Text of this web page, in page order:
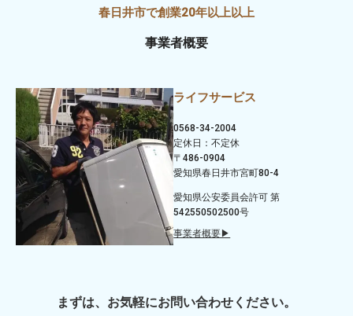
事業者概要
ライフサービス
0568-34-2004
定休日：不定休
〒486-0904
愛知県春日井市宮町80-4
愛知県公安委員会許可 第
542550502500号
事業者概要▶
まずは、お気軽にお問い合わせください。